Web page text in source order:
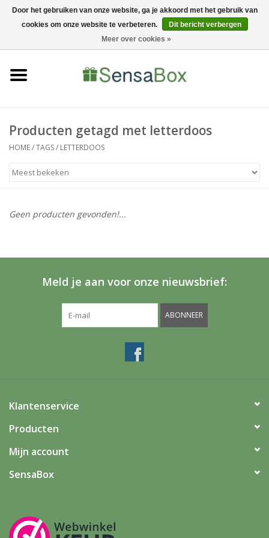
06-22022900 0 Artikelen - €0,00
Bewerkingen
Producten getagd met letterdoos
HOME/TAGS/ LETTERDOOS
Geen producten gevonden!...
Meld je aan voor onze nieuwsbrief:
ABONNEER
Klantenservice
Producten
Mijn account
SensaBox
Door het gebruiken van onze website, ga je akkoord met het gebruik van
cookies om onze website te verbeteren.
Dit bericht verbergen
Meer over cookies »